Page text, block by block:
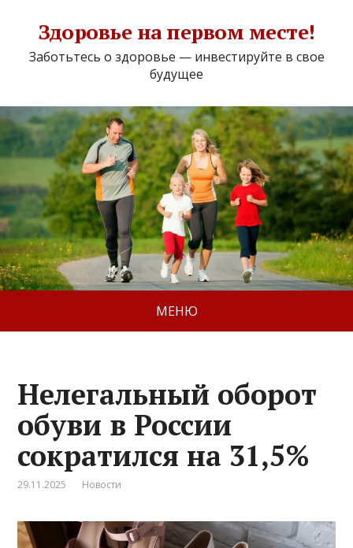
Здоровье на первом месте!
Заботьтесь о здоровье — инвестируйте в свое
будущее
МЕНЮ
Нелегальный оборот
обуви в России
сократился на 31,5%
29.11.2025 Новости